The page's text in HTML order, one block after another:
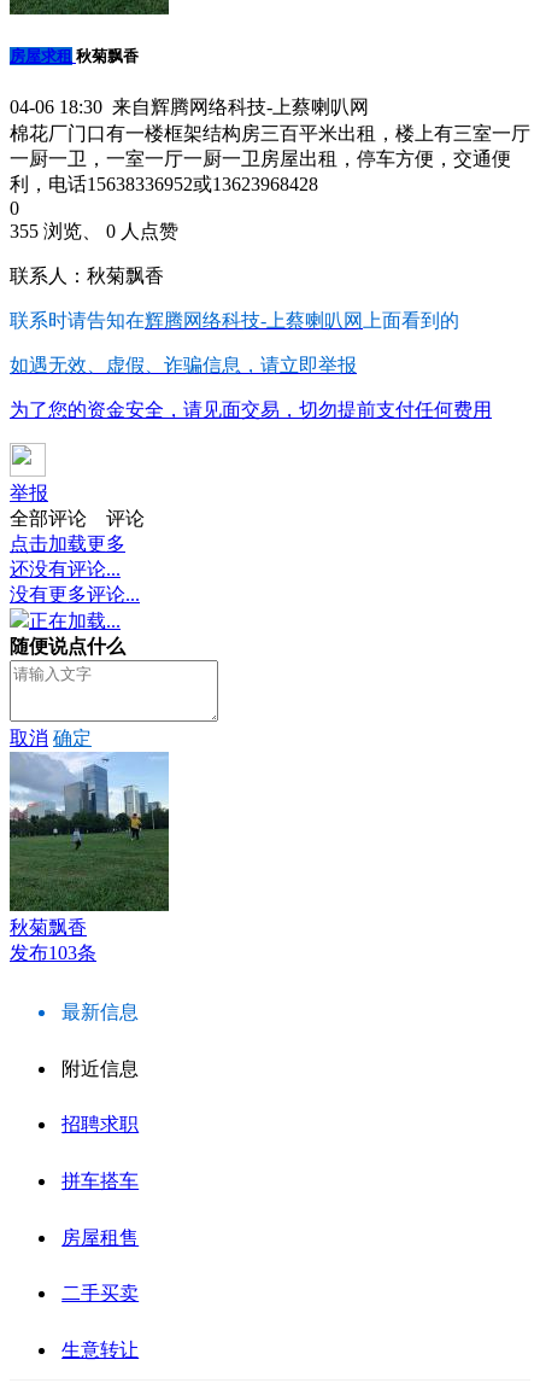
房屋求租 秋菊飘香
04-06 18:30 来自辉腾网络科技-上蔡喇叭网
棉花厂门口有一楼框架结构房三百平米出租，楼上有三室一厅
一厨一卫，一室一厅一厨一卫房屋出租，停车方便，交通便
利，电话15638336952或13623968428
0
355 浏览、 0 人点赞
联系人：秋菊飘香
联系时请告知在辉腾网络科技-上蔡喇叭网 上面看到的
如遇无效、虚假、诈骗信息，请立即举报
为了您的资金安全，请见面交易，切勿提前支付任何费用
举报
全部评论
评论
点击加载更多
还没有评论...
没有更多评论...
正在加载...
随便说点什么
取消 确定
秋菊飘香
发布103条
最新信息
附近信息
招聘求职
拼车搭车
房屋租售
二手买卖
生意转让